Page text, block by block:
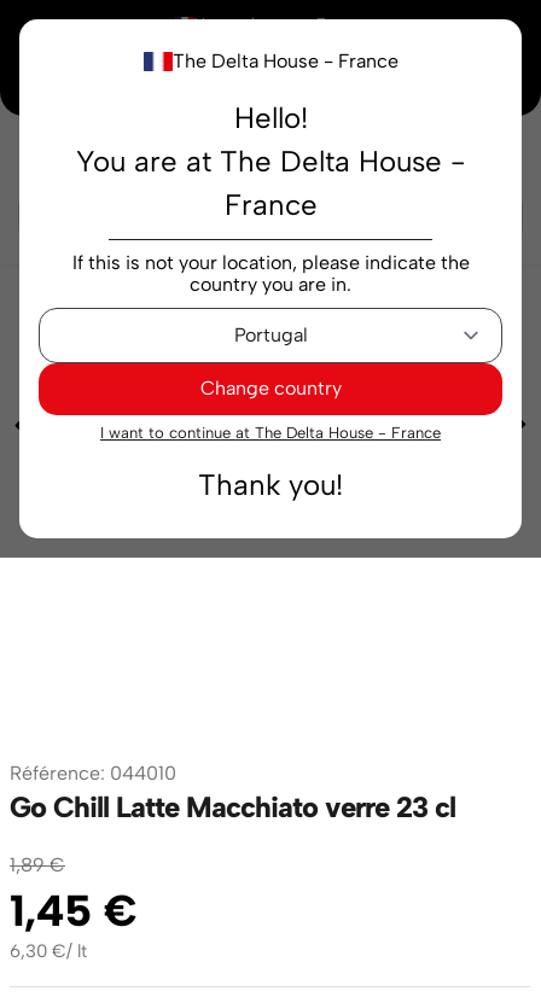
The Delta House - France
Hello!
You are at The Delta House -
France
If this is not your location, please indicate the
country you are in.
Change country
I want to continue at The Delta House - France
Thank you!
× Vous achetez en France
Notre nouvelle maison peaufine encore ses derniers détails. Merci de votre
Épicerie Boissons au lait et aux légumes
Go
Chill Latte Macchiato verre 23 cl
Référence: 044010
Go Chill Latte Macchiato verre 23 cl
1,89 €
1,45 €
6,30 €/ lt